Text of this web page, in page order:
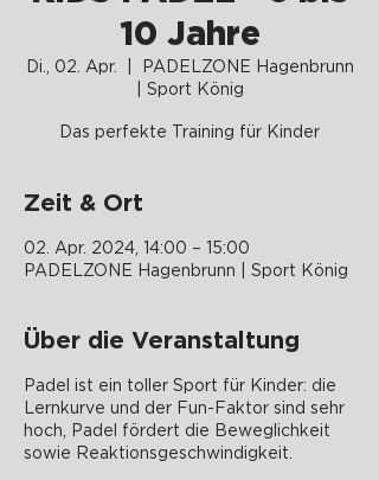
10 Jahre
Di., 02. Apr.
PADELZONE Hagenbrunn
| Sport König
Das perfekte Training für Kinder
Zeit & Ort
02. Apr. 2024, 14:00 – 15:00
PADELZONE Hagenbrunn | Sport König
Über die Veranstaltung
Padel ist ein toller Sport für Kinder: die
Lernkurve und der Fun-Faktor sind sehr
hoch, Padel fördert die Beweglichkeit
sowie Reaktionsgeschwindigkeit.